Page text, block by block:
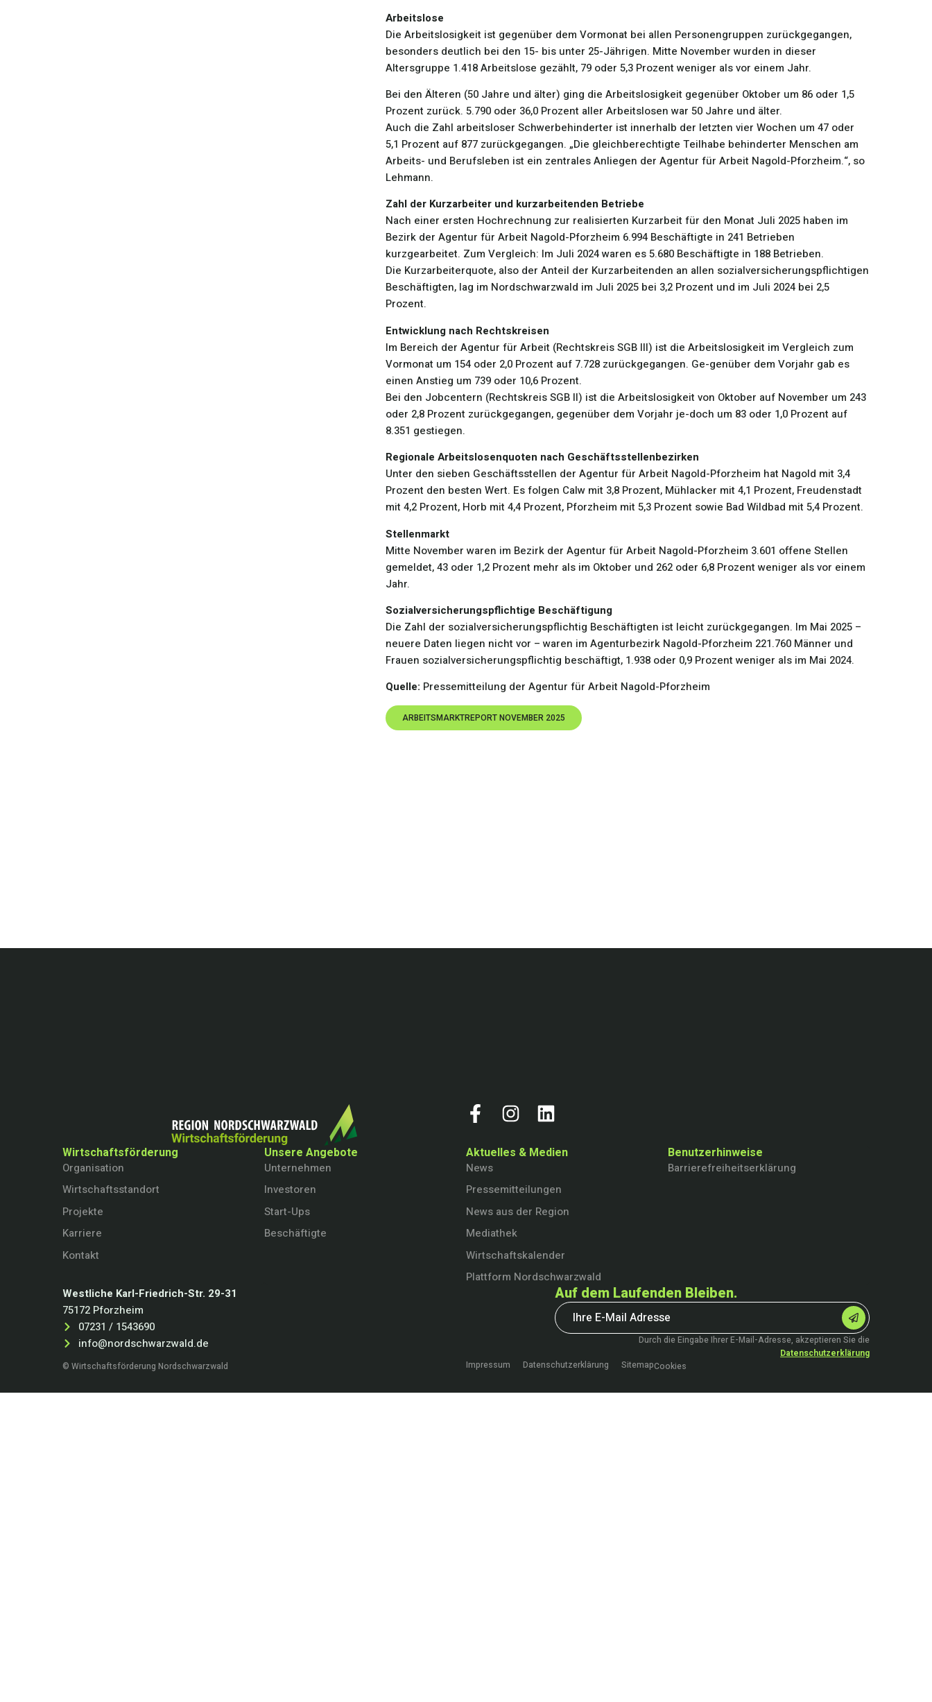
Arbeitslose
Die Arbeitslosigkeit ist gegenüber dem Vormonat bei allen Personengruppen zurückgegangen,
besonders deutlich bei den 15- bis unter 25-Jährigen. Mitte November wurden in dieser
Altersgruppe 1.418 Arbeitslose gezählt, 79 oder 5,3 Prozent weniger als vor einem Jahr.
Bei den Älteren (50 Jahre und älter) ging die Arbeitslosigkeit gegenüber Oktober um 86 oder 1,5
Prozent zurück. 5.790 oder 36,0 Prozent aller Arbeitslosen war 50 Jahre und älter.
Auch die Zahl arbeitsloser Schwerbehinderter ist innerhalb der letzten vier Wochen um 47 oder
5,1 Prozent auf 877 zurückgegangen. „Die gleichberechtigte Teilhabe behinderter Menschen am
Arbeits- und Berufsleben ist ein zentrales Anliegen der Agentur für Arbeit Nagold-Pforzheim.“, so
Lehmann.
Zahl der Kurzarbeiter und kurzarbeitenden Betriebe
Nach einer ersten Hochrechnung zur realisierten Kurzarbeit für den Monat Juli 2025 haben im
Bezirk der Agentur für Arbeit Nagold-Pforzheim 6.994 Beschäftigte in 241 Betrieben
kurzgearbeitet. Zum Vergleich: Im Juli 2024 waren es 5.680 Beschäftigte in 188 Betrieben.
Die Kurzarbeiterquote, also der Anteil der Kurzarbeitenden an allen sozialversicherungspflichtigen
Beschäftigten, lag im Nordschwarzwald im Juli 2025 bei 3,2 Prozent und im Juli 2024 bei 2,5
Prozent.
Entwicklung nach Rechtskreisen
Im Bereich der Agentur für Arbeit (Rechtskreis SGB III) ist die Arbeitslosigkeit im Vergleich zum
Vormonat um 154 oder 2,0 Prozent auf 7.728 zurückgegangen. Ge-genüber dem Vorjahr gab es
einen Anstieg um 739 oder 10,6 Prozent.
Bei den Jobcentern (Rechtskreis SGB II) ist die Arbeitslosigkeit von Oktober auf November um 243
oder 2,8 Prozent zurückgegangen, gegenüber dem Vorjahr je-doch um 83 oder 1,0 Prozent auf
8.351 gestiegen.
Regionale Arbeitslosenquoten nach Geschäftsstellenbezirken
Unter den sieben Geschäftsstellen der Agentur für Arbeit Nagold-Pforzheim hat Nagold mit 3,4
Prozent den besten Wert. Es folgen Calw mit 3,8 Prozent, Mühlacker mit 4,1 Prozent, Freudenstadt
mit 4,2 Prozent, Horb mit 4,4 Prozent, Pforzheim mit 5,3 Prozent sowie Bad Wildbad mit 5,4 Prozent.
Stellenmarkt
Mitte November waren im Bezirk der Agentur für Arbeit Nagold-Pforzheim 3.601 offene Stellen
gemeldet, 43 oder 1,2 Prozent mehr als im Oktober und 262 oder 6,8 Prozent weniger als vor einem
Jahr.
Sozialversicherungspflichtige Beschäftigung
Die Zahl der sozialversicherungspflichtig Beschäftigten ist leicht zurückgegangen. Im Mai 2025 –
neuere Daten liegen nicht vor – waren im Agenturbezirk Nagold-Pforzheim 221.760 Männer und
Frauen sozialversicherungspflichtig beschäftigt, 1.938 oder 0,9 Prozent weniger als im Mai 2024.
Quelle: Pressemitteilung der Agentur für Arbeit Nagold-Pforzheim
ARBEITSMARKTREPORT NOVEMBER 2025
Wirtschaftsförderung
Organisation
Wirtschaftsstandort
Projekte
Karriere
Kontakt
Unsere Angebote
Unternehmen
Investoren
Start-Ups
Beschäftigte
Aktuelles & Medien
News
Pressemitteilungen
News aus der Region
Mediathek
Wirtschaftskalender
Plattform Nordschwarzwald
Benutzerhinweise
Barrierefreiheitserklärung
Westliche Karl-Friedrich-Str. 29-31
75172 Pforzheim
07231 / 1543690
info@nordschwarzwald.de
Auf dem Laufenden Bleiben.
Durch die Eingabe Ihrer E-Mail-Adresse, akzeptieren Sie die
Datenschutzerklärung
© Wirtschaftsförderung Nordschwarzwald
Impressum Datenschutzerklärung SitemapCookies